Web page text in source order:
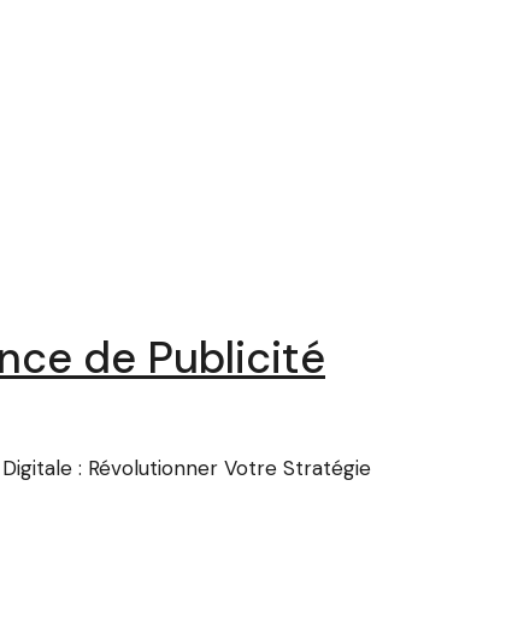
de Publicité
: Révolutionner Votre Stratégie